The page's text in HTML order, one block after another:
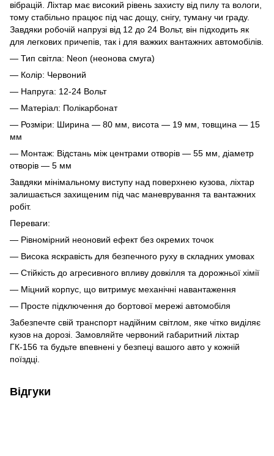
вібрацій. Ліхтар має високий рівень захисту від пилу та вологи,
тому стабільно працює під час дощу, снігу, туману чи граду.
Завдяки робочій напрузі від 12 до 24 Вольт, він підходить як
для легкових причепів, так і для важких вантажних автомобілів.
— Тип світла: Neon (неонова смуга)
— Колір: Червоний
— Напруга: 12-24 Вольт
— Матеріал: Полікарбонат
— Розміри: Ширина — 80 мм, висота — 19 мм, товщина — 15
мм
— Монтаж: Відстань між центрами отворів — 55 мм, діаметр
отворів — 5 мм
Завдяки мінімальному виступу над поверхнею кузова, ліхтар
залишається захищеним під час маневрування та вантажних
робіт.
Переваги:
— Рівномірний неоновий ефект без окремих точок
— Висока яскравість для безпечного руху в складних умовах
— Стійкість до агресивного впливу довкілля та дорожньої хімії
— Міцний корпус, що витримує механічні навантаження
— Просте підключення до бортової мережі автомобіля
Забезпечте свій транспорт надійним світлом, яке чітко виділяє
кузов на дорозі. Замовляйте червоний габаритний ліхтар
ГК-156 та будьте впевнені у безпеці вашого авто у кожній
поїздці.
Відгуки